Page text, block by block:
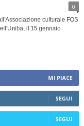
0
culturale FOS
il 15 gennaio
MI PIACE
SEGUI
SEGUI